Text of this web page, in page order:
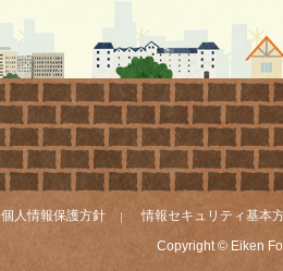
個人情報保護方針
情報セキュリティ基本
Copyright © Eiken